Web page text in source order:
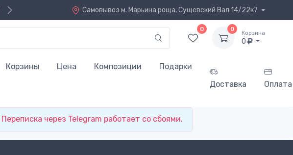
Самовывоз м. Марьина роща, Сущевский Вал 14/22к7
0 0
Корзина
0
Корзины Цена Композиции
Подарки
Доставка
Оплата
Переписка через Telegram работает со сбоями.